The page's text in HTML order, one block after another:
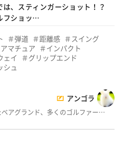
は、スティンガーショット！？
フショッ…
弾道 距離感
スイング
アマチュア
インパクト
ェイ
グリップエンド
シュ
アンゴラ
アグランド、多くのゴルファー…